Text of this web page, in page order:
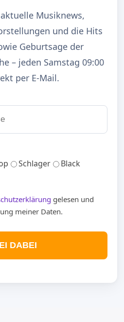
Musiknews,
und die Hits
Geburtsage der
– jeden Samstag 09:00
per E-Mail.
Schlager
Black
gelesen und
meiner Daten.
DABEI